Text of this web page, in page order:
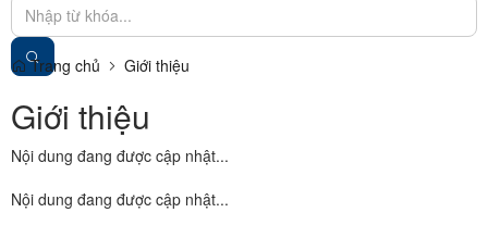
Trang chủ Giới thiệu
Giới thiệu
Nội dung đang được cập nhật...
Nội dung đang được cập nhật...